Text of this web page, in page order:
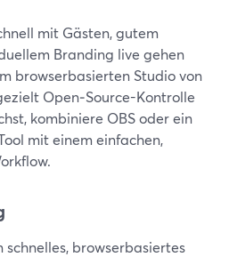
mit Gästen, gutem
Branding live gehen
browserbasierten Studio von
Open‑Source-Kontrolle
kombiniere OBS oder ein
mit einem einfachen,
schnelles, browserbasiertes